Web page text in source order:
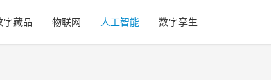
字藏品 物联网 人工智能 数字孪生